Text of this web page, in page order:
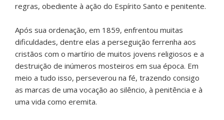
regras, obediente à ação do Espírito Santo e penitente.
Após sua ordenação, em 1859, enfrentou muitas
dificuldades, dentre elas a perseguição ferrenha aos
cristãos com o martírio de muitos jovens religiosos e a
destruição de inúmeros mosteiros em sua época. Em
meio a tudo isso, perseverou na fé, trazendo consigo
as marcas de uma vocação ao silêncio, à penitência e à
uma vida como eremita.